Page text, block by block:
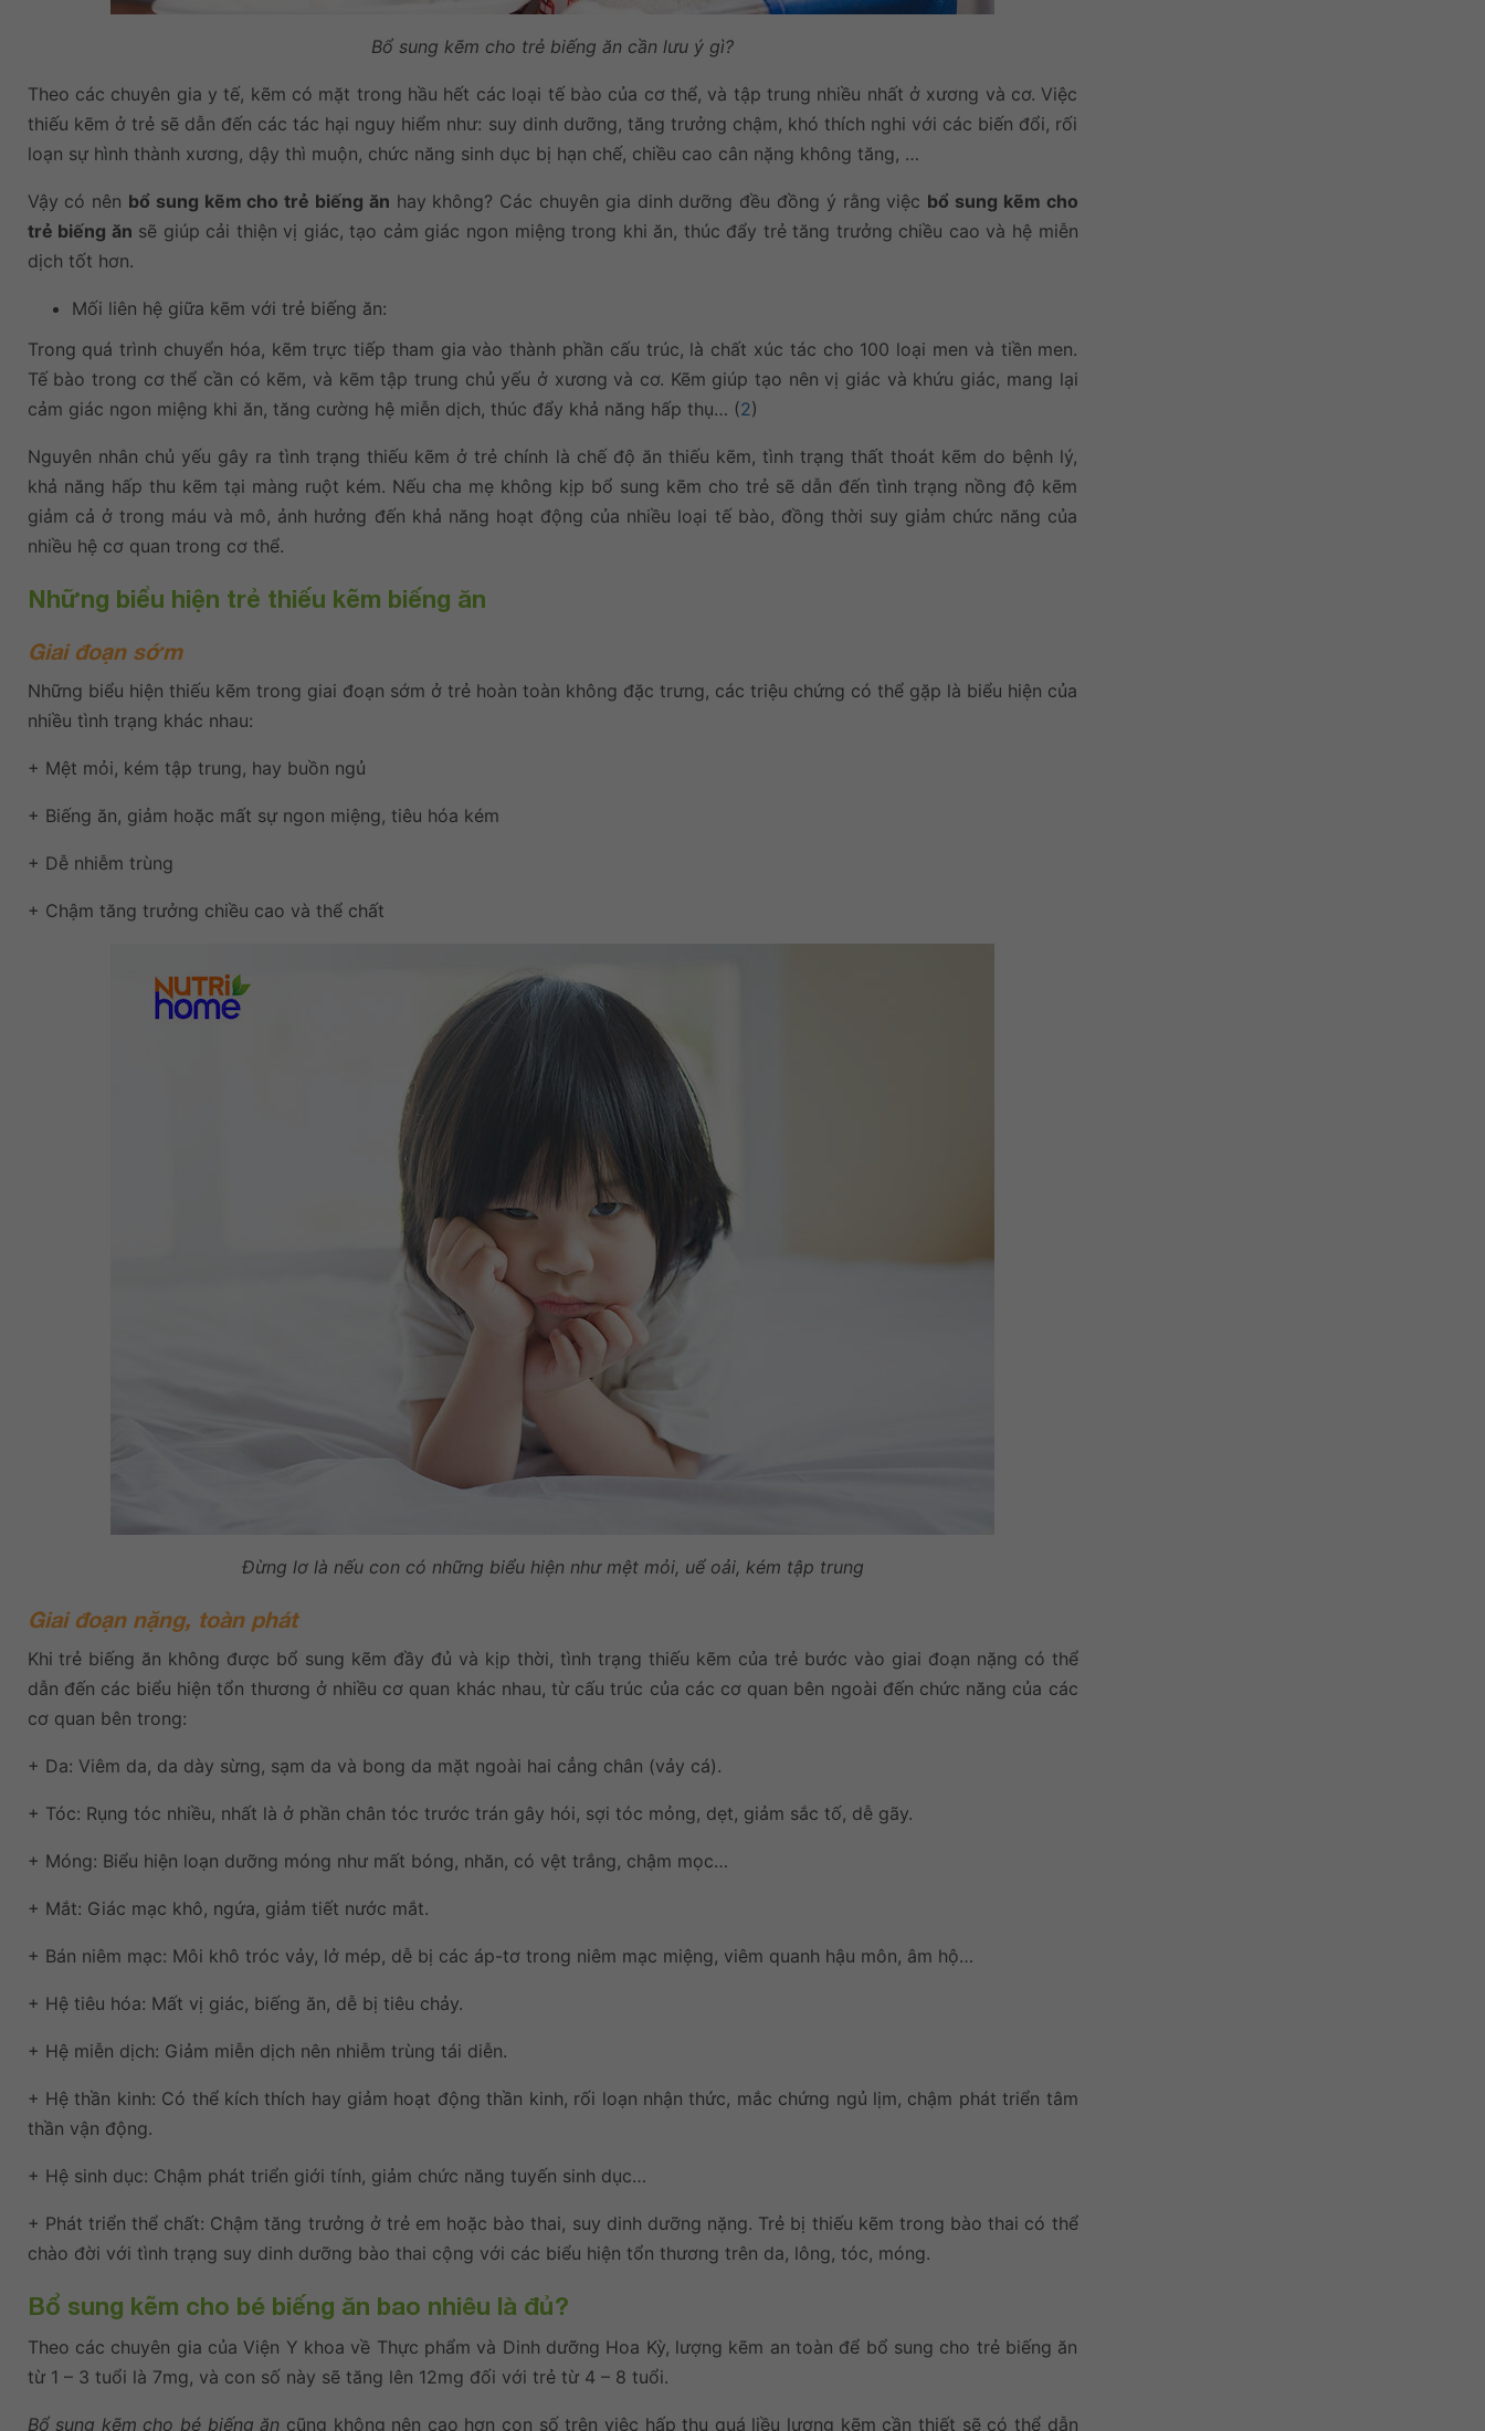
Bổ sung kẽm cho trẻ biếng ăn cần lưu ý gì?
Theo các chuyên gia y tế, kẽm có mặt trong hầu hết các loại tế bào của cơ thể, và tập trung nhiều nhất ở xương và cơ. Việc
thiếu kẽm ở trẻ sẽ dẫn đến các tác hại nguy hiểm như: suy dinh dưỡng, tăng trưởng chậm, khó thích nghi với các biến đổi, rối
loạn sự hình thành xương, dậy thì muộn, chức năng sinh dục bị hạn chế, chiều cao cân nặng không tăng, …
Vậy có nên bổ sung kẽm cho trẻ biếng ăn hay không? Các chuyên gia dinh dưỡng đều đồng ý rằng việc bổ sung kẽm cho
trẻ biếng ăn sẽ giúp cải thiện vị giác, tạo cảm giác ngon miệng trong khi ăn, thúc đẩy trẻ tăng trưởng chiều cao và hệ miễn
dịch tốt hơn.
Mối liên hệ giữa kẽm với trẻ biếng ăn:
Trong quá trình chuyển hóa, kẽm trực tiếp tham gia vào thành phần cấu trúc, là chất xúc tác cho 100 loại men và tiền men.
Tế bào trong cơ thể cần có kẽm, và kẽm tập trung chủ yếu ở xương và cơ. Kẽm giúp tạo nên vị giác và khứu giác, mang lại
cảm giác ngon miệng khi ăn, tăng cường hệ miễn dịch, thúc đẩy khả năng hấp thụ… (2)
Nguyên nhân chủ yếu gây ra tình trạng thiếu kẽm ở trẻ chính là chế độ ăn thiếu kẽm, tình trạng thất thoát kẽm do bệnh lý,
khả năng hấp thu kẽm tại màng ruột kém. Nếu cha mẹ không kịp bổ sung kẽm cho trẻ sẽ dẫn đến tình trạng nồng độ kẽm
giảm cả ở trong máu và mô, ảnh hưởng đến khả năng hoạt động của nhiều loại tế bào, đồng thời suy giảm chức năng của
nhiều hệ cơ quan trong cơ thể.
Những biểu hiện trẻ thiếu kẽm biếng ăn
Giai đoạn sớm
Những biểu hiện thiếu kẽm trong giai đoạn sớm ở trẻ hoàn toàn không đặc trưng, các triệu chứng có thể gặp là biểu hiện của
nhiều tình trạng khác nhau:
+ Mệt mỏi, kém tập trung, hay buồn ngủ
+ Biếng ăn, giảm hoặc mất sự ngon miệng, tiêu hóa kém
+ Dễ nhiễm trùng
+ Chậm tăng trưởng chiều cao và thể chất
Đừng lơ là nếu con có những biểu hiện như mệt mỏi, uể oải, kém tập trung
Giai đoạn nặng, toàn phát
Khi trẻ biếng ăn không được bổ sung kẽm đầy đủ và kịp thời, tình trạng thiếu kẽm của trẻ bước vào giai đoạn nặng có thể
dẫn đến các biểu hiện tổn thương ở nhiều cơ quan khác nhau, từ cấu trúc của các cơ quan bên ngoài đến chức năng của các
cơ quan bên trong:
+ Da: Viêm da, da dày sừng, sạm da và bong da mặt ngoài hai cẳng chân (vảy cá).
+ Tóc: Rụng tóc nhiều, nhất là ở phần chân tóc trước trán gây hói, sợi tóc mỏng, dẹt, giảm sắc tố, dễ gãy.
+ Móng: Biểu hiện loạn dưỡng móng như mất bóng, nhăn, có vệt trắng, chậm mọc…
+ Mắt: Giác mạc khô, ngứa, giảm tiết nước mắt.
+ Bán niêm mạc: Môi khô tróc vảy, lở mép, dễ bị các áp-tơ trong niêm mạc miệng, viêm quanh hậu môn, âm hộ…
+ Hệ tiêu hóa: Mất vị giác, biếng ăn, dễ bị tiêu chảy.
+ Hệ miễn dịch: Giảm miễn dịch nên nhiễm trùng tái diễn.
+ Hệ thần kinh: Có thể kích thích hay giảm hoạt động thần kinh, rối loạn nhận thức, mắc chứng ngủ lịm, chậm phát triển tâm
thần vận động.
+ Hệ sinh dục: Chậm phát triển giới tính, giảm chức năng tuyến sinh dục…
+ Phát triển thể chất: Chậm tăng trưởng ở trẻ em hoặc bào thai, suy dinh dưỡng nặng. Trẻ bị thiếu kẽm trong bào thai có thể
chào đời với tình trạng suy dinh dưỡng bào thai cộng với các biểu hiện tổn thương trên da, lông, tóc, móng.
Bổ sung kẽm cho bé biếng ăn bao nhiêu là đủ?
Theo các chuyên gia của Viện Y khoa về Thực phẩm và Dinh dưỡng Hoa Kỳ, lượng kẽm an toàn để bổ sung cho trẻ biếng ăn
từ 1 – 3 tuổi là 7mg, và con số này sẽ tăng lên 12mg đối với trẻ từ 4 – 8 tuổi.
Bổ sung kẽm cho bé biếng ăn cũng không nên cao hơn con số trên việc hấp thụ quá liều lượng kẽm cần thiết sẽ có thể dẫn